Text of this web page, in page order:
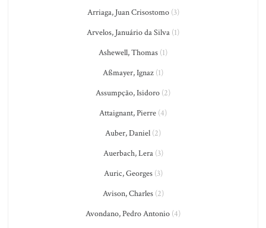
Arriaga, Juan Crisostomo(3)
Arvelos, Januário da Silva (1)
Ashewell, Thomas (1)
Aßmayer, Ignaz (1)
Assumpção, Isidoro (2)
Attaignant, Pierre (4)
Auber, Daniel (2)
Auerbach, Lera(3)
Auric, Georges(3)
Avison, Charles(2)
Avondano, Pedro Antonio (4)